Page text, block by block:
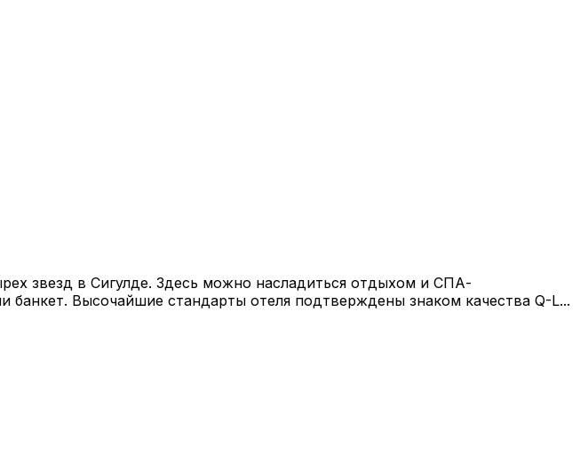
звезд в Сигулде. Здесь можно насладиться отдыхом и СПА-
Высочайшие стандарты отеля подтверждены знаком качества Q-L...